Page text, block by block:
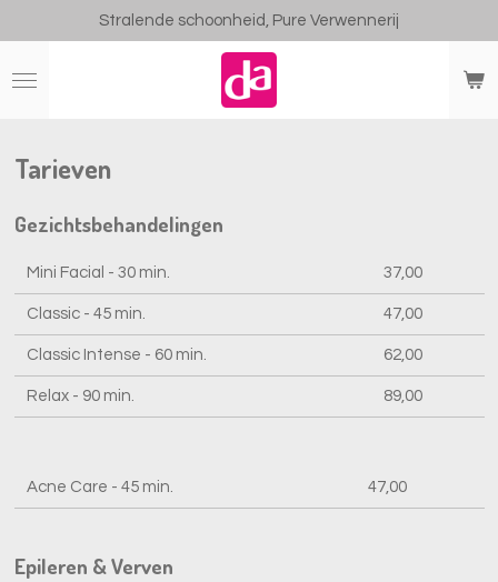
direct
naar
Stralende schoonheid, Pure Verwennerij
Tarieven
Gezichtsbehandelingen
Mini Facial - 30 min. 37,00
Classic - 45 min. 47,00
Classic Intense - 60 min. 62,00
Relax - 90 min. 89,00
Acne Care - 45 min. 47,00
Epileren & Verven